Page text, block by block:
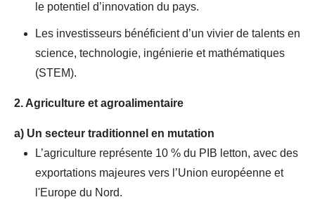
le potentiel d’innovation du pays.
Les investisseurs bénéficient d’un vivier de talents en
science, technologie, ingénierie et mathématiques
(STEM).
2. Agriculture et agroalimentaire
a) Un secteur traditionnel en mutation
L’agriculture représente 10 % du PIB letton, avec des
exportations majeures vers l’Union européenne et
l'Europe du Nord.